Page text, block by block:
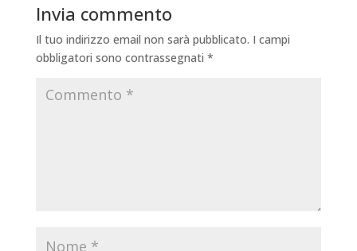
Invia commento
Il tuo indirizzo email non sarà pubblicato. I campi
obbligatori sono contrassegnati *